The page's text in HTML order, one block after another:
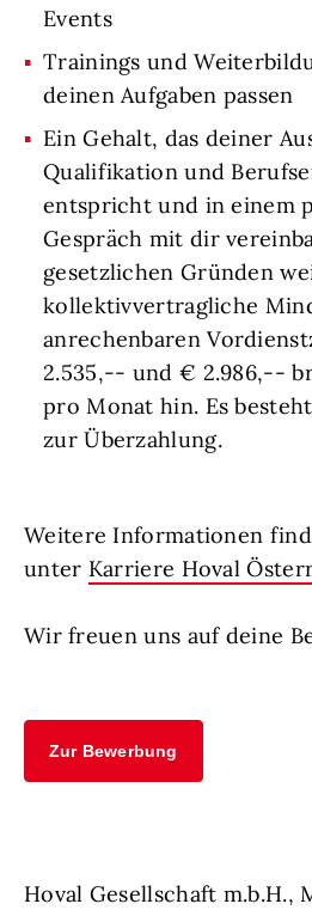
Events
Trainings und
deinen Aufgaben passen
Ein Gehalt, das deiner
Qualifikation und
entspricht und in einem
Gespräch mit dir
gesetzlichen Gründen
kollektivvertragliche
anrechenbaren
2.535,-- und € 2.986,--
pro Monat hin. Es
zur Überzahlung.
Weitere Informationen
unter Karriere Hoval
Wir freuen uns auf deine
Zur Bewerbung
Hoval Gesellschaft m.b.H.,